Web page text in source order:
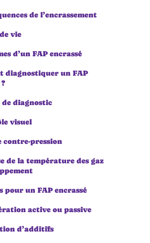
de l’encrassement
vie
d’un FAP encrassé
diagnostiquer un FAP
de diagnostic
visuel
contre-pression
de la température des gaz
pour un FAP encrassé
active ou passive
d’additifs